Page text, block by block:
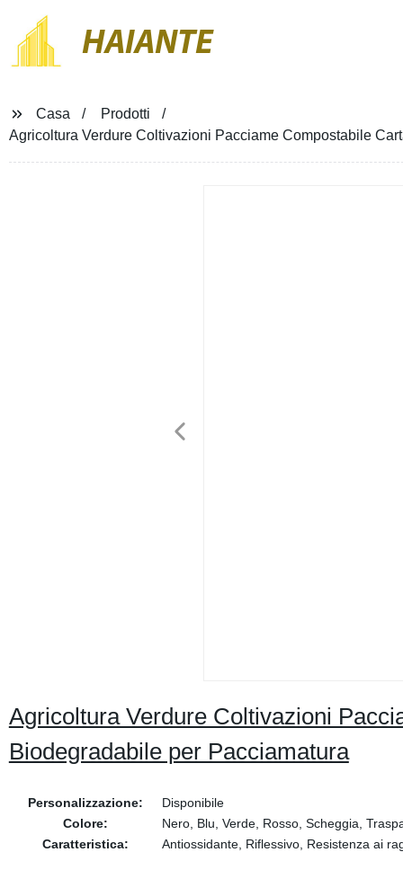
HAIANTE
Casa
Prodotti
Agricoltura Verdure Coltivazioni Pacciame Compostabile
Agricoltura Verdure Coltivazioni
Biodegradabile per Pacciamatura
Personalizzazione:
Disponibile
Colore:
Nero, Blu, Verde, Rosso, Scheggia,
Caratteristica:
Antiossidante, Riflessivo, Resistenza ai